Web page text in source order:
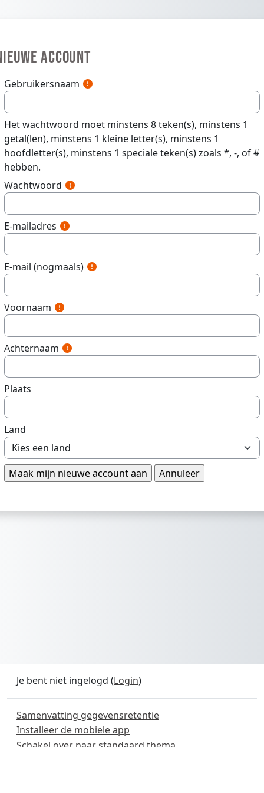
ACCOUNT
Gebruikersnaam
Het wachtwoord moet minstens 8 teken(s), minstens 1
getal(len), minstens 1 kleine letter(s), minstens 1
hoofdletter(s), minstens 1 speciale teken(s) zoals *, -, of #
hebben.
Wachtwoord
E-mailadres
E-mail (nogmaals)
Voornaam
Achternaam
Plaats
Land
Je bent niet ingelogd (Login)
Samenvatting gegevensretentie
Installeer de mobiele app
Schakel over naar standaard thema